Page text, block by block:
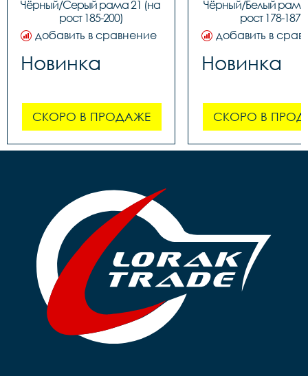
Чёрный/Серый рама 21 (на
рост 185-200)
добавить в сравнение
Новинка
СКОРО В ПРОДАЖЕ
Чёрный/Белый рама
рост 178-187)
добавить в
Новинка
СКОРО В